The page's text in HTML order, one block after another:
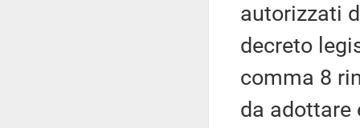
autorizzati
decreto
comma 8
da adottare